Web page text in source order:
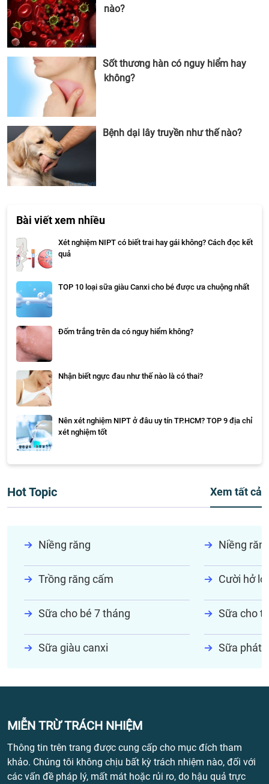
nào?
Sốt thương hàn có nguy hiểm hay
không?
Bệnh dại lây truyền như thế nào?
Bài viết xem nhiều
Xét nghiệm NIPT có biết trai hay gái không? Cách đọc kết
quả
TOP 10 loại sữa giàu Canxi cho bé được ưa chuộng nhất
Đốm trắng trên da có nguy hiểm không?
Nhận biết ngực đau như thế nào là có thai?
Nên xét nghiệm NIPT ở đâu uy tín TP.HCM? TOP 9 địa chỉ
xét nghiệm tốt
Hot Topic Xem tất cả
Niềng răng Niềng
Trồng răng cấm Cười hở lợi
Sữa cho bé 7 tháng Sữa cho
Sữa giàu canxi Sữa phát
MIỄN TRỪ TRÁCH NHIỆM
Thông tin trên trang được cung cấp cho mục đích tham
khảo. Chúng tôi không chịu bất kỳ trách nhiệm nào, đối với
các vấn đề pháp lý, mất mát hoặc rủi ro, do hậu quả trực